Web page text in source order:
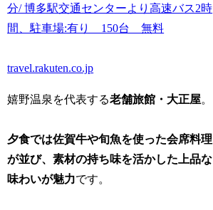
分/ 博多駅交通センターより高速バス2時
間、駐車場:有り 150台 無料
travel.rakuten.co.jp
嬉野温泉を代表する老舗旅館・大正屋。
夕食では佐賀牛や旬魚を使った会席料理
が並び、素材の持ち味を活かした上品な
味わいが魅力です。